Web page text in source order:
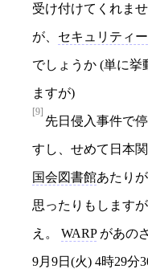
受け付けてくれませ
が、 セキュリティー
でしょうか (単に挙
ますが)
[9]
先日侵入事件で
すし、せめて日本
国会図書館あたり
思ったりもします
え。 WARPがあの
9月9日(火) 4時29分